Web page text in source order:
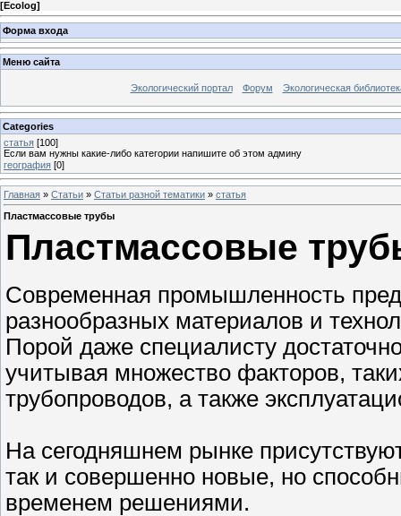
[Ecolog]
Форма входа
Меню сайта
Экологический портал Форум Экологическая
Categories
статья [100]
Если вам нужны какие-либо категории напишите об этом админу
география [0]
Главная » Статьи » Статьи разной тематики » статья
Пластмассовые трубы
Пластмассовые
Современная промышленность
разнообразных материалов и
Порой даже специалисту
учитывая множество факторов,
трубопроводов, а также
На сегодняшнем рынке
так и совершенно новые, но
временем решениями.